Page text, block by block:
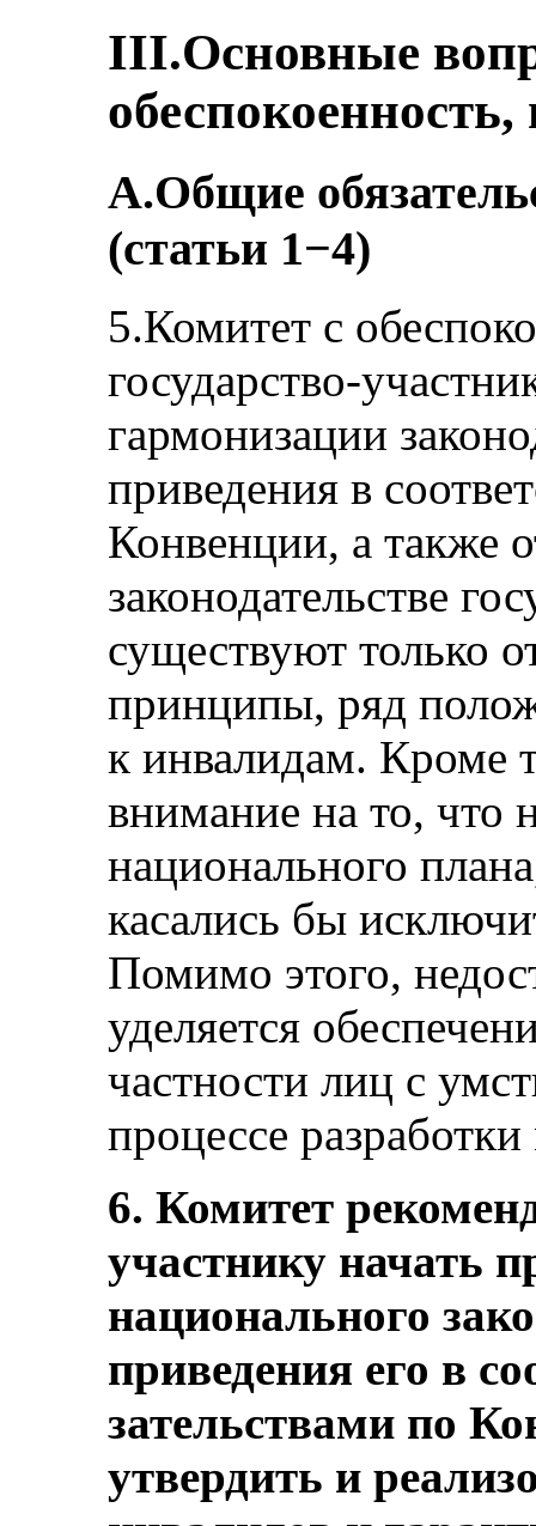
III.Основные
A.Общие
(статьи 1−4)
5.Комитет с
государство-
гармонизации
приведения в
Конвенции, а также
законодательстве
существуют только
принципы, ряд
к инвалидам. Кроме
внимание на то, что
национального
касались бы
Помимо этого,
уделяется
частности лиц с
процессе
6. Комитет
участнику начать
национального
приведения его в
зательствами по
утвердить и